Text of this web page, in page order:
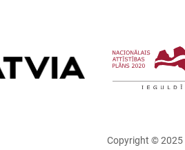
Copyright © 2025